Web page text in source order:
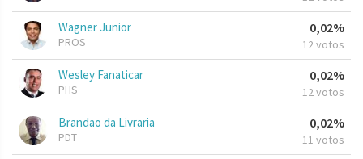
Wagner Junior
PROS
0,02%
12 votos
Wesley Fanaticar
PHS
0,02%
12 votos
Brandao da Livraria
PDT
0,02%
11 votos